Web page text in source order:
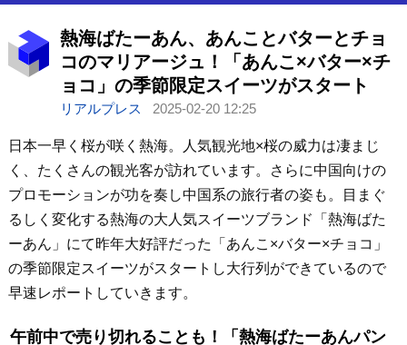
熱海ばたーあん、あんことバターとチョ
コのマリアージュ！「あんこ×バター×チ
ョコ」の季節限定スイーツがスタート
リアルプレス 2025-02-20 12:25
日本一早く桜が咲く熱海。人気観光地×桜の威力は凄まじ
く、たくさんの観光客が訪れています。さらに中国向けの
プロモーションが功を奏し中国系の旅行者の姿も。目まぐ
るしく変化する熱海の大人気スイーツブランド「熱海ばた
ーあん」にて昨年大好評だった「あんこ×バター×チョコ」
の季節限定スイーツがスタートし大行列ができているので
早速レポートしていきます。
午前中で売り切れることも！「熱海ばたーあんパン